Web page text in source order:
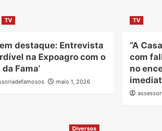
TV
destaque: Entrevista
na Expoagro com o
da Fama’
maio 1, 2026
TV
“A
com
no
Diversos